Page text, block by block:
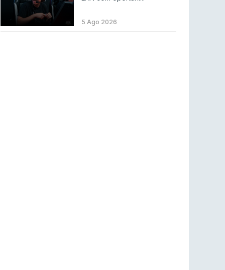
MOUZ surpreende Spirit para vencer BLAST
Bounty
5 Ago 2026